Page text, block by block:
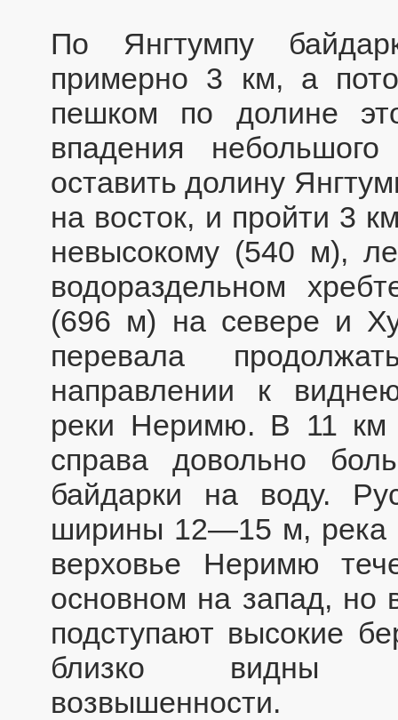
По Янгтумпу
примерно 3 км, а
пешком по долине
впадения
оставить долину
на восток, и пройти 3
невысокому (540 м),
водораздельном
(696 м) на севере и
перевала
направлении к
реки Неримю. В 11 км
справа довольно
байдарки на воду.
ширины 12—15 м, река
верховье Неримю
основном на запад, но
подступают высокие
близко видны
возвышенности.